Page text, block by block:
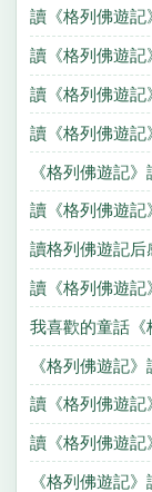
讀《格列佛遊記
讀《格列佛遊記
讀《格列佛遊記
讀《格列佛遊記
《格列佛遊記
讀《格列佛遊記
讀格列佛遊記后
讀《格列佛遊記
我喜歡的童話《
《格列佛遊記
讀《格列佛遊
讀《格列佛遊記
《格列佛遊記